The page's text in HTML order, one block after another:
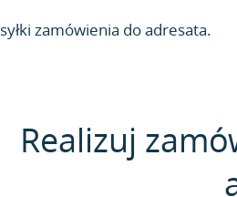
zamówienia do adresata.
Realizuj